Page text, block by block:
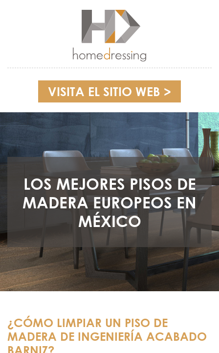
VISITA EL SITIO WEB >
LOS MEJORES PISOS DE
MADERA EUROPEOS EN
MÉXICO
¿CÓMO LIMPIAR UN PISO DE
MADERA DE INGENIERÍA ACABADO